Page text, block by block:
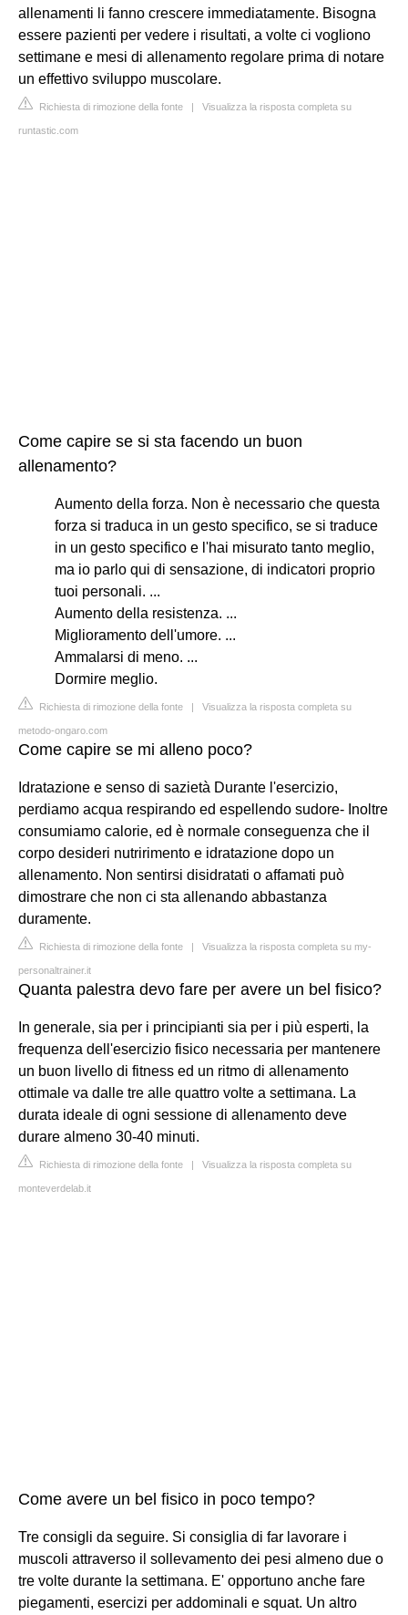
allenamenti li fanno crescere immediatamente. Bisogna
essere pazienti per vedere i risultati, a volte ci vogliono
settimane e mesi di allenamento regolare prima di notare
un effettivo sviluppo muscolare.
Richiesta di rimozione della fonte | Visualizza la risposta completa su
runtastic.com
Come capire se si sta facendo un buon
allenamento?
Aumento della forza. Non è necessario che questa
forza si traduca in un gesto specifico, se si traduce
in un gesto specifico e l'hai misurato tanto meglio,
ma io parlo qui di sensazione, di indicatori proprio
tuoi personali. ...
Aumento della resistenza. ...
Miglioramento dell'umore. ...
Ammalarsi di meno. ...
Dormire meglio.
Richiesta di rimozione della fonte | Visualizza la risposta completa su
metodo-ongaro.com
Come capire se mi alleno poco?
Idratazione e senso di sazietà Durante l'esercizio,
perdiamo acqua respirando ed espellendo sudore- Inoltre
consumiamo calorie, ed è normale conseguenza che il
corpo desideri nutririmento e idratazione dopo un
allenamento. Non sentirsi disidratati o affamati può
dimostrare che non ci sta allenando abbastanza
duramente.
Richiesta di rimozione della fonte | Visualizza la risposta completa su my-
personaltrainer.it
Quanta palestra devo fare per avere un bel fisico?
In generale, sia per i principianti sia per i più esperti, la
frequenza dell'esercizio fisico necessaria per mantenere
un buon livello di fitness ed un ritmo di allenamento
ottimale va dalle tre alle quattro volte a settimana. La
durata ideale di ogni sessione di allenamento deve
durare almeno 30-40 minuti.
Richiesta di rimozione della fonte | Visualizza la risposta completa su
monteverdelab.it
Come avere un bel fisico in poco tempo?
Tre consigli da seguire. Si consiglia di far lavorare i
muscoli attraverso il sollevamento dei pesi almeno due o
tre volte durante la settimana. E' opportuno anche fare
piegamenti, esercizi per addominali e squat. Un altro